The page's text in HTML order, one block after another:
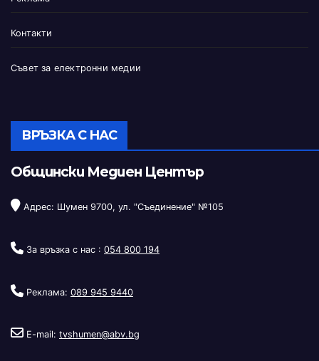
Контакти
Съвет за електронни медии
ВРЪЗКА С НАС
Общински Медиен Център
Адрес: Шумен 9700, ул. "Съединение" №105
За връзка с нас : 054 800 194
Реклама: 089 945 9440
E-mail: tvshumen@abv.bg